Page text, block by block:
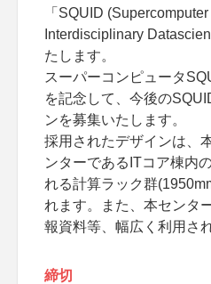
「SQUID
Interdisciplinary
たします。
スーパーコンピュータ
を記念して、今後の
ンを募集いたします。
採用されたデザインは、
ンターであるITコア棟内
れる計算ラック群
れます。また、本センタ
報資料等、幅広く利用さ
締切